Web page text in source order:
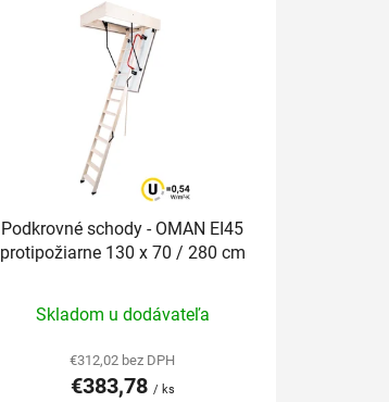
k
t
v
Podkrovné schody - OMAN EI45
protipožiarne 130 x 70 / 280 cm
hodnotenie
produktu
je
Skladom u dodávateľa
€312,02 bez DPH
€383,78 / ks